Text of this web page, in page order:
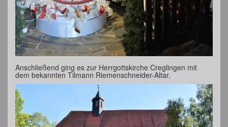
Anschließend ging es zur Herrgottskirche Creglingen mit
dem bekannten Tilmann Riemenschneider-Altar.